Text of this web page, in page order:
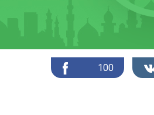
100